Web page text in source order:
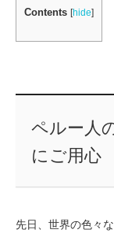
Contents [hide]
ペルー人
にご用心
先日、世界の色々